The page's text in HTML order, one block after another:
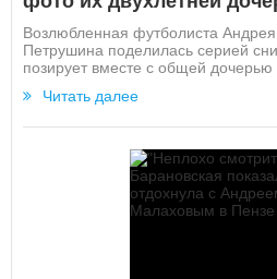
Возлюбленная футболиста
Петрушина поделилась серией
позирует вместе с общей дочерью
Читать далее